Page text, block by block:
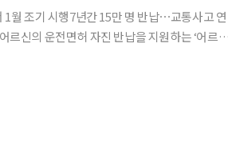
월 조기 시행7년간 15만 명 반납⋯교통사고 연